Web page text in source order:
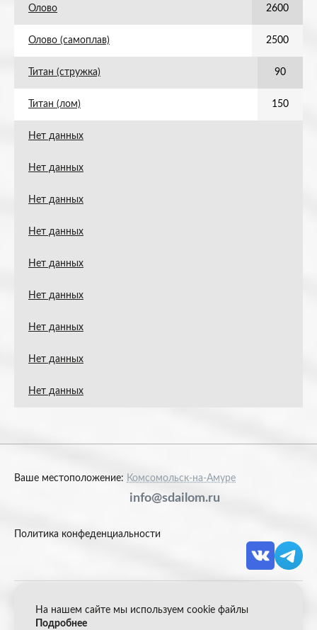
Олово 2600
Олово (самоплав) 2500
Титан (стружка) 90
Титан (лом) 150
Нет данных
Нет данных
Нет данных
Нет данных
Нет данных
Нет данных
Нет данных
Нет данных
Нет данных
Ваше местоположение: Комсомольск-на-Амуре
info@sdailom.ru
Политика конфеденциальности
© 2026 Акрон Скрап
На нашем сайте мы используем cookie файлы
Подробнее